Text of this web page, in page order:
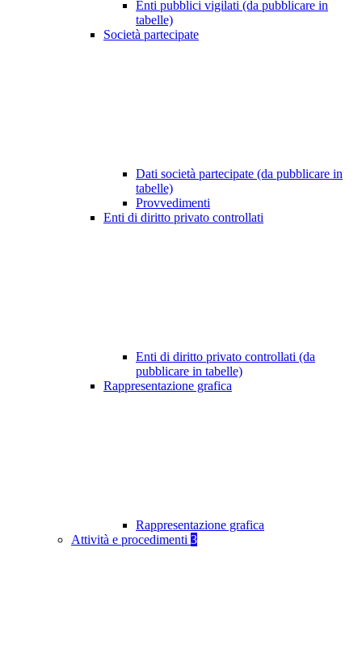
Enti pubblici vigilati (da pubblicare in
tabelle)
Società partecipate
Dati società partecipate (da pubblicare in
tabelle)
Provvedimenti
Enti di diritto privato controllati
Enti di diritto privato controllati (da
pubblicare in tabelle)
Rappresentazione grafica
Rappresentazione grafica
Attività e procedimenti 3